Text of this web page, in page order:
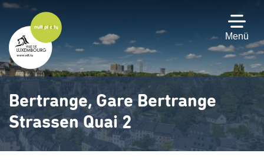
Zum
Hauptinhalt
gehen
Menü
Bertrange, Gare Bertrange
Strassen Quai 2